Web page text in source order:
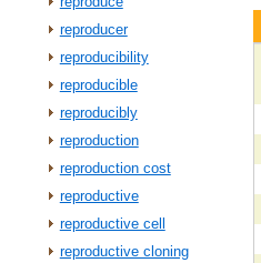
reproducer
reproducibility
reproducible
reproducibly
reproduction
reproduction cost
reproductive
reproductive cell
reproductive cloning